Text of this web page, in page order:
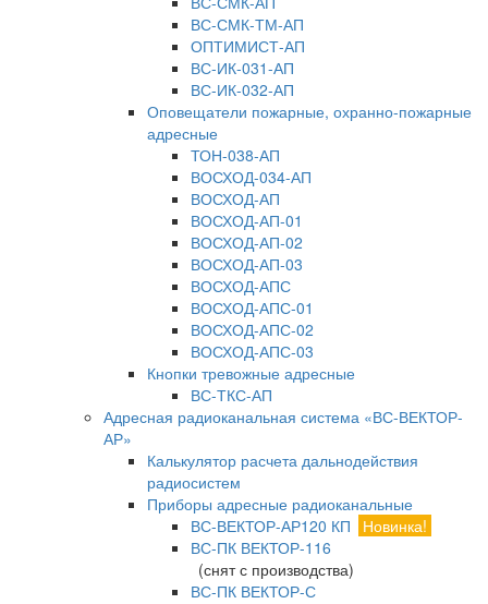
ВС-СМК-ТМ-АП
ОПТИМИСТ-АП
ВС-ИК-031-АП
ВС-ИК-032-АП
Оповещатели пожарные, охранно-пожарные
адресные
ТОН-038-АП
ВОСХОД-034-АП
ВОСХОД-АП
ВОСХОД-АП-01
ВОСХОД-АП-02
ВОСХОД-АП-03
ВОСХОД-АПС
ВОСХОД-АПС-01
ВОСХОД-АПС-02
ВОСХОД-АПС-03
Кнопки тревожные адресные
ВС-ТКС-АП
Адресная радиоканальная система «ВС-ВЕКТОР-
АР»
Калькулятор расчета дальнодействия
радиосистем
Приборы адресные радиоканальные
ВС-ВЕКТОР-АР120 КП
Новинка!
ВС-ПК ВЕКТОР-116
(снят с производства)
ВС-ПК ВЕКТОР-С